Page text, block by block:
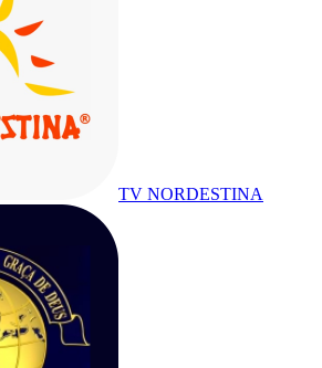
TV NORDESTINA